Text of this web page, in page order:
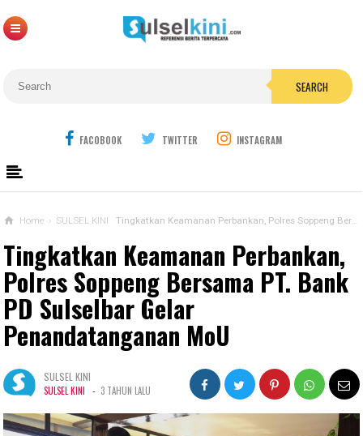
SEARCH
FACOBOOK TWITTER INSTAGRAM
Home › SULSEL KINI Tingkatkan Keamanan Perbankan, Polres Soppeng Bersama PT. Bank PD Sulselbar Gelar Penandatanganan MoU
Tingkatkan Keamanan Perbankan,
Polres Soppeng Bersama PT. Bank
PD Sulselbar Gelar
Penandatanganan MoU
SULSEL KINI
SULSEL KINI - 3 TAHUN LALU